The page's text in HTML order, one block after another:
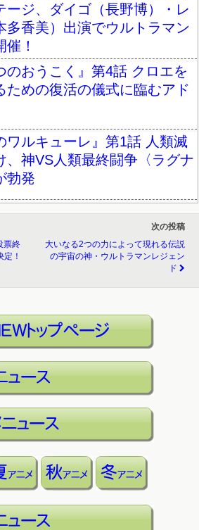
ージ、ダイゴ（長野博）・レ
多香美）出演でウルトラマン
！
のおうこく』第4話 クロエを
ための復活の儀式に臨むアド
ワルキューレ』第1話 人類滅
、神VS人類最終闘争〈ラグナ
勃発
票終
！
次の投稿
大いなる2つの力によって現れる伝説
の宇宙の神・ウルトラマンレジェン
ド